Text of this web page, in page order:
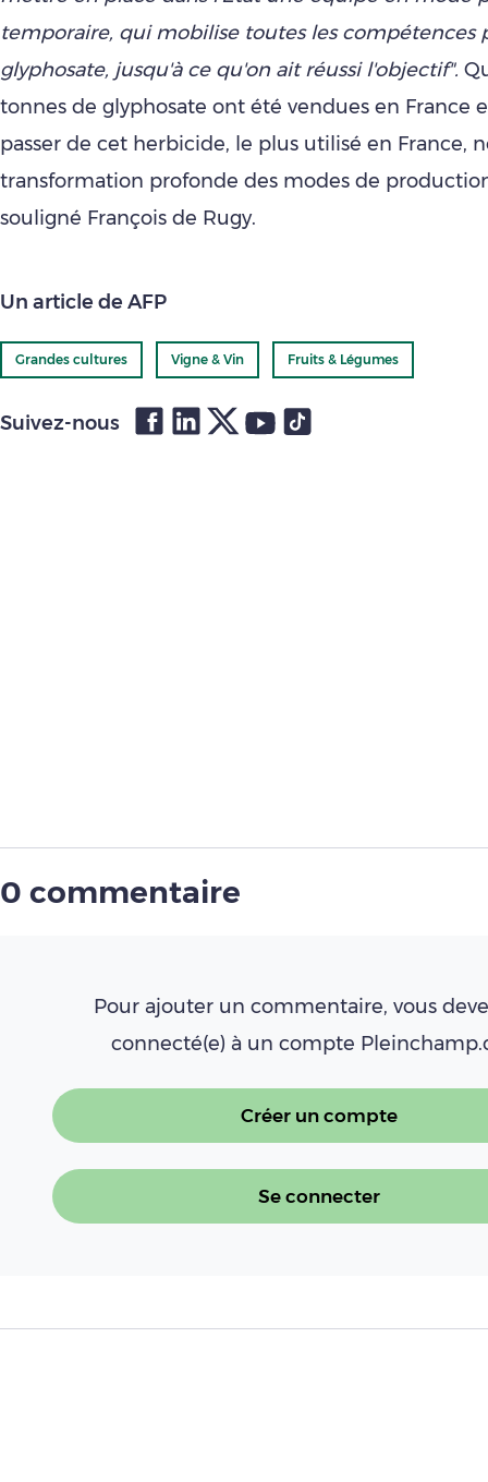
temporaire, qui mobilise toutes les compétences
glyphosate, jusqu'à ce qu'on ait réussi l'objectif".
tonnes de glyphosate ont été vendues en France
passer de cet herbicide, le plus utilisé en France,
transformation profonde des modes de
souligné François de Rugy.
Un article de AFP
Grandes cultures Vigne & Vin Fruits & Légumes
Suivez-nous
0 commentaire
Pour ajouter un commentaire, vous
connecté(e) à un compte
Créer un compte
Se connecter